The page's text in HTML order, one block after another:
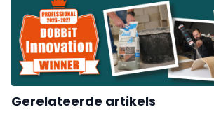
Gerelateerde artikels